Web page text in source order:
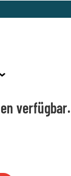
verfügbar.